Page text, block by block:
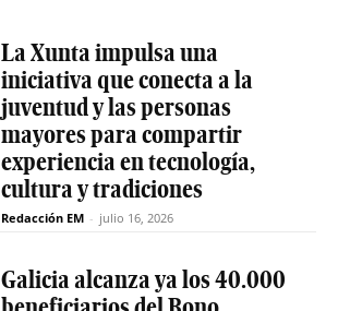
La Xunta impulsa una
iniciativa que conecta a la
juventud y las personas
mayores para compartir
experiencia en tecnología,
cultura y tradiciones
Redacción EM - julio 16, 2026
Galicia alcanza ya los 40.000